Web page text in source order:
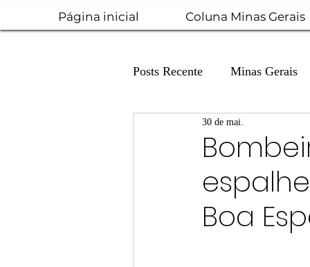
Página inicial Coluna Minas Gerais
Posts Recente Minas Gerais
Coluna Fatos e Versões
Coluna: Agenda 21
Post
Boa
30 de mai.